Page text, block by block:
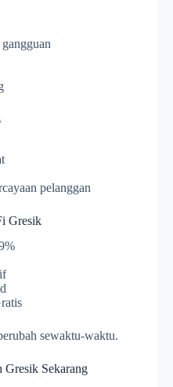
pelanggan
Gresik
sewaktu-waktu.
Gresik Sekarang